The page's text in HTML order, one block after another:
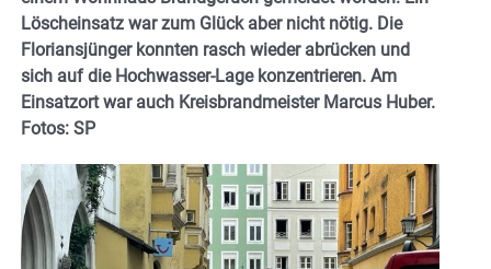
Löscheinsatz war zum Glück aber nicht nötig. Die
Floriansjünger konnten rasch wieder abrücken und
sich auf die Hochwasser-Lage konzentrieren. Am
Einsatzort war auch Kreisbrandmeister Marcus Huber.
Fotos: SP